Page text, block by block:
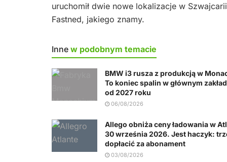
uruchomił dwie nowe lokalizacje w
Fastned, jakiego znamy.
Inne w podobnym temacie
BMW i3 rusza z produkcją w
To koniec spalin w głównym
od 2027 roku
06/08/2026
Allego obniża ceny ładowania w
30 września 2026. Jest haczyk:
dopłacić za abonament
03/08/2026